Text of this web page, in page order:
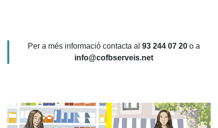
Per a més informació contacta al 93 244 07 20o a
info@cofbserveis.net